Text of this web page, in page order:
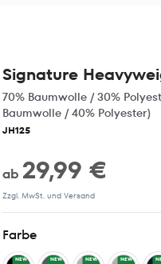
Signature
70% Baumwolle / 30%
Baumwolle / 40% Polyester)
JH125
ab 29,99 €
Zzgl. MwSt. und Versand
Farbe
NEW NEW NEW NEW